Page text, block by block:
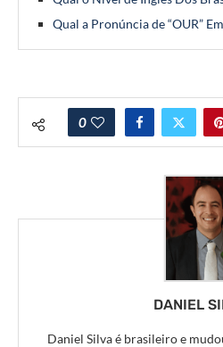
Qual a Pronúncia de “OUR”
0
DANIEL
Daniel Silva é brasileiro e